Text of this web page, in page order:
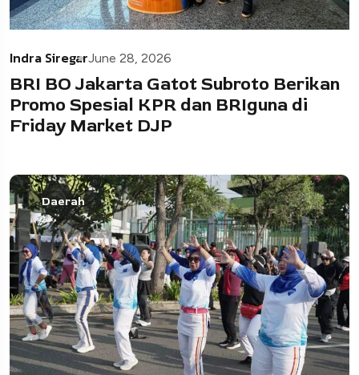
Indra SiregarJune 28, 2026
BRI BO Jakarta Gatot Subroto Berikan
Promo Spesial KPR dan BRIguna di
Friday Market DJP
Daerah